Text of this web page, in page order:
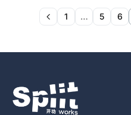
1 … 5 6